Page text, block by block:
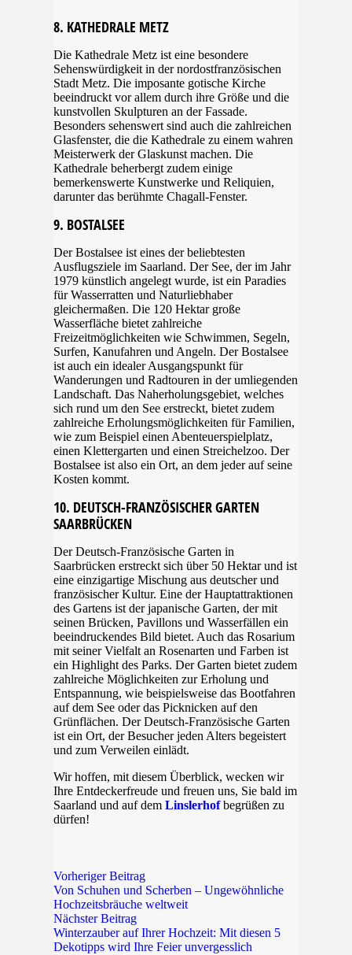
8. KATHEDRALE METZ
Die Kathedrale Metz ist eine besondere
Sehenswürdigkeit in der nordostfranzösischen
Stadt Metz. Die imposante gotische Kirche
beeindruckt vor allem durch ihre Größe und die
kunstvollen Skulpturen an der Fassade.
Besonders sehenswert sind auch die zahlreichen
Glasfenster, die die Kathedrale zu einem wahren
Meisterwerk der Glaskunst machen. Die
Kathedrale beherbergt zudem einige
bemerkenswerte Kunstwerke und Reliquien,
darunter das berühmte Chagall-Fenster.
9. BOSTALSEE
Der Bostalsee ist eines der beliebtesten
Ausflugsziele im Saarland. Der See, der im Jahr
1979 künstlich angelegt wurde, ist ein Paradies
für Wasserratten und Naturliebhaber
gleichermaßen. Die 120 Hektar große
Wasserfläche bietet zahlreiche
Freizeitmöglichkeiten wie Schwimmen, Segeln,
Surfen, Kanufahren und Angeln. Der Bostalsee
ist auch ein idealer Ausgangspunkt für
Wanderungen und Radtouren in der umliegenden
Landschaft. Das Naherholungsgebiet, welches
sich rund um den See erstreckt, bietet zudem
zahlreiche Erholungsmöglichkeiten für Familien,
wie zum Beispiel einen Abenteuerspielplatz,
einen Klettergarten und einen Streichelzoo. Der
Bostalsee ist also ein Ort, an dem jeder auf seine
Kosten kommt.
10. DEUTSCH-FRANZÖSISCHER GARTEN
SAARBRÜCKEN
Der Deutsch-Französische Garten in
Saarbrücken erstreckt sich über 50 Hektar und ist
eine einzigartige Mischung aus deutscher und
französischer Kultur. Eine der Hauptattraktionen
des Gartens ist der japanische Garten, der mit
seinen Brücken, Pavillons und Wasserfällen ein
beeindruckendes Bild bietet. Auch das Rosarium
mit seiner Vielfalt an Rosenarten und Farben ist
ein Highlight des Parks. Der Garten bietet zudem
zahlreiche Möglichkeiten zur Erholung und
Entspannung, wie beispielsweise das Bootfahren
auf dem See oder das Picknicken auf den
Grünflächen. Der Deutsch-Französische Garten
ist ein Ort, der Besucher jeden Alters begeistert
und zum Verweilen einlädt.
Wir hoffen, mit diesem Überblick, wecken wir
Ihre Entdeckerfreude und freuen uns, Sie bald im
Saarland und auf dem Linslerhofbegrüßen zu
dürfen!
Vorheriger Beitrag
Von Schuhen und Scherben – Ungewöhnliche
Hochzeitsbräuche weltweit
Nächster Beitrag
Winterzauber auf Ihrer Hochzeit: Mit diesen 5
Dekotipps wird Ihre Feier unvergesslich